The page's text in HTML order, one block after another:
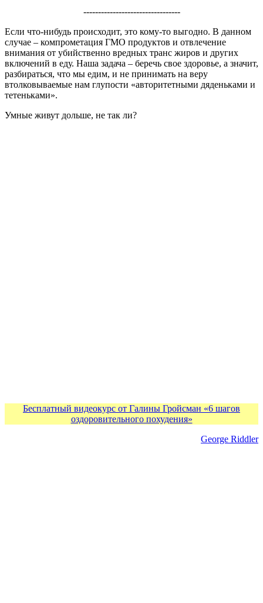
---------------------------------
Если что-нибудь происходит, это кому-то выгодно. В данном
случае – компрометация ГМО продуктов и отвлечение
внимания от убийственно вредных транс жиров и других
включений в еду. Наша задача – беречь свое здоровье, а значит,
разбираться, что мы едим, и не принимать на веру
втолковываемые нам глупости «авторитетными дяденьками и
тетеньками».
Умные живут дольше, не так ли?
Бесплатный видеокурс от Галины Гройсман «6 шагов
оздоровительного похудения»
George Riddler